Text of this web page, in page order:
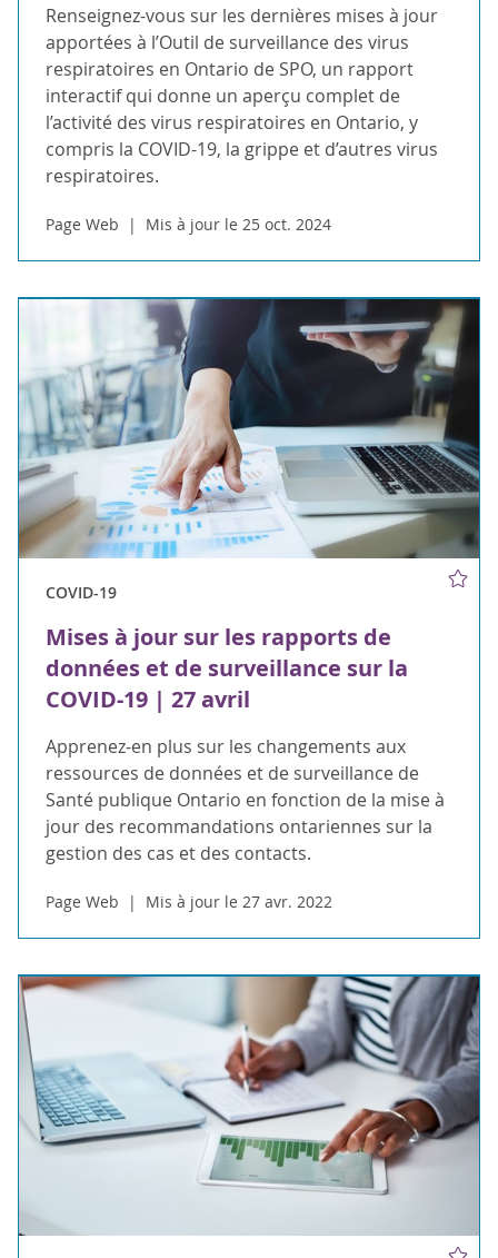
Renseignez-vous sur les dernières mises à jour
apportées à l’Outil de surveillance des virus
respiratoires en Ontario de SPO, un rapport
interactif qui donne un aperçu complet de
l’activité des virus respiratoires en Ontario, y
compris la COVID-19, la grippe et d’autres virus
respiratoires.
Page Web Mis à jour le 25 oct. 2024
COVID-19
Mises à jour sur les rapports de
données et de surveillance sur la
COVID-19 | 27 avril
Apprenez-en plus sur les changements aux
ressources de données et de surveillance de
Santé publique Ontario en fonction de la mise à
jour des recommandations ontariennes sur la
gestion des cas et des contacts.
Page Web Mis à jour le 27 avr. 2022